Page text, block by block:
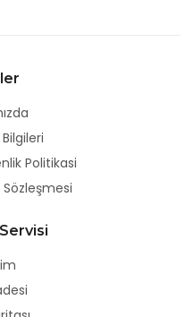
Politikasi
Sözleşmesi